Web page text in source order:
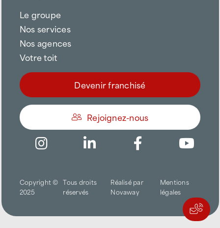
Le groupe
Nos services
Nos agences
Votre toit
Devenir franchisé
Rejoignez-nous
Copyright ©
2025
Tous droits
réservés
Réalisé par
Novaway
Mentions
légales
Trouver une agence